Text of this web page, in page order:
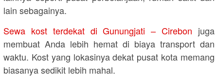
lain sebagainya.
Sewa kost terdekat di Gunungjati – Cirebon juga
membuat Anda lebih hemat di biaya transport dan
waktu. Kost yang lokasinya dekat pusat kota memang
biasanya sedikit lebih mahal.